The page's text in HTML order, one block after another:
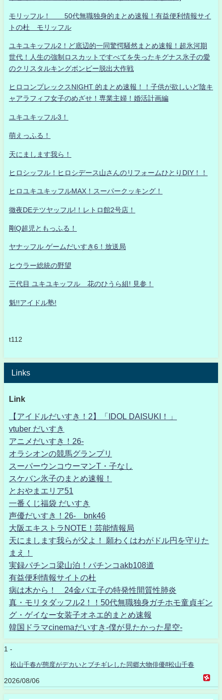
モリッフル！ 50代無職独身的まとめ速報！有益便利情報サイ
トの杜 モリッフル
ユキユキッフル2！ど底辺的一同驚愕騒然まとめ速報！超氷河期
世代！人生の強制ロスカットですべてを失ったキグナス氷子の愛
のクリスタルキングボンビー脱出大作戦
ヒロコンプレックスNIGHT 的まとめ速報！！子供が欲しいど陰キ
ャアラフィフ女子のめざせ！専業主婦！婚活計画編
ユキユキッフル3！
萌えっふる！
天にまします我ら！
ヒロシッフル！ヒロシデース山さんのリフォームひとりDIY！！
ヒロユキユキッフルMAX！スーパークッキング！
徹夜DEテツヤッフル!！レトロ館2号店！
剛Q超児ともっふる！
ヤナッフル ゲームだいすき6！放送局
ヒウラー総統の野望
三代目 ユキユキッフル 花のひうら組! 見参！
魁!!アイドル塾!
t112
Links
Link
【アイドルだいすき！2】「IDOL DAISUKI！」
vtuber だいすき
アニメだいすき！26-
オラシオンの競馬グランプリ
スーパーウンコウーマンT・子なし
スケバン氷子のまとめ速報！
とおやまエリア51
一番くじ福袋 だいすき
声優だいすき！26- bnk46
大阪エキストラNOTE！芸能情報局
天にまします我らが父よ！ 願わくはわがドル円を守りた
まえ！
実録パチンコ梁山泊！パチンコakb108道
有益便利情報サイトの杜
病は木から！ 24金バエ子の特発性間質性肺炎
真・モリタダッフル2！！50代無職独身ガチホモ童貞ギン
グ・ゲイなー女装子オネエ的まとめ速報
韓国ドラマcinemaだいすき-僕が見たかった星空-
1 -
松山千春が態度がデカいとブチギレした同郷大物俳優#松山千春
2026/08/06